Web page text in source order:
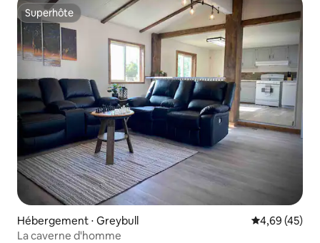
Superhôte
Superhôte
Hébergement ⋅ Greybull Évaluation
4,69 (45)
La caverne d'homme